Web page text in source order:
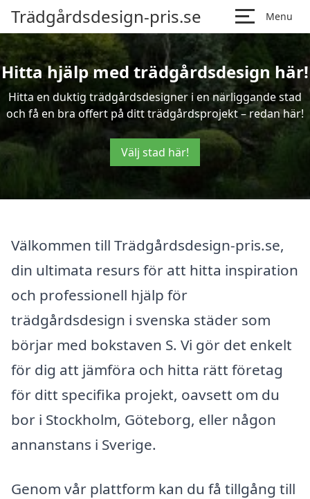
Trädgårdsdesign-pris.se Menu
Hitta hjälp med trädgårdsdesign här!
Hitta en duktig trädgårdsdesigner i en närliggande stad
och få en bra offert på ditt trädgårdsprojekt – redan här!
Välj stad här!
Välkommen till Trädgårdsdesign-pris.se,
din ultimata resurs för att hitta inspiration
och professionell hjälp för
trädgårdsdesign i svenska städer som
börjar med bokstaven S. Vi gör det enkelt
för dig att jämföra och hitta rätt företag
för ditt specifika projekt, oavsett om du
bor i Stockholm, Göteborg, eller någon
annanstans i Sverige.
Genom vår plattform kan du få tillgång till